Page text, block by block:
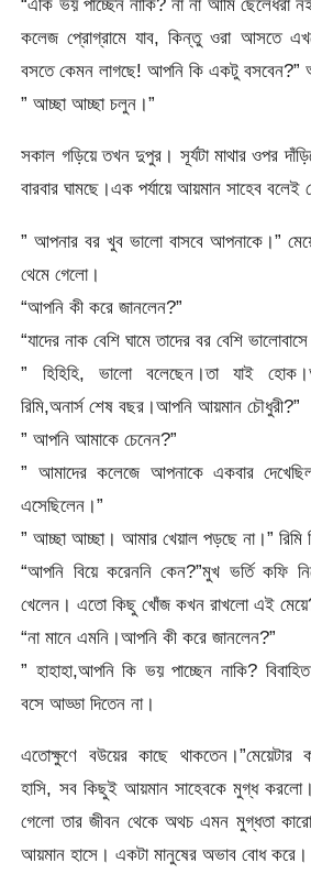
কলেজ প্রোগ্রামে যাব, কিন্তু ওরা আসতে
বসতে কেমন লাগছে! আপনি কি একটু বসবেন?”
” আচ্ছা আচ্ছা চলুন।”
সকাল গড়িয়ে তখন দুপুর। সূর্যটা মাথার ওপর
বারবার ঘামছে।এক পর্যায়ে আয়মান সাহেব বলেই
” আপনার বর খুব ভালো বাসবে আপনাকে।”
থেমে গেলো।
“আপনি কী করে জানলেন?”
“যাদের নাক বেশি ঘামে তাদের বর বেশি
” হিহিহি, ভালো বলেছেন।তা যাই
রিমি,অনার্স শেষ বছর।আপনি আয়মান চৌধুরী?”
” আপনি আমাকে চেনেন?”
” আমাদের কলেজে আপনাকে একবার
এসেছিলেন।”
” আচ্ছা আচ্ছা। আমার খেয়াল পড়ছে না।”
“আপনি বিয়ে করেননি কেন?”মুখ ভর্তি কফি
খেলেন। এতো কিছু খোঁজ কখন রাখলো এই
“না মানে এমনি।আপনি কী করে জানলেন?”
” হাহাহা,আপনি কি ভয় পাচ্ছেন নাকি?
বসে আড্ডা দিতেন না।
এতোক্ষুণে বউয়ের কাছে থাকতেন।”মেয়েটার
হাসি, সব কিছুই আয়মান সাহেবকে মুগ্ধ
গেলো তার জীবন থেকে অথচ এমন মুগ্ধতা
আয়মান হাসে। একটা মানুষের অভাব বোধ করে।